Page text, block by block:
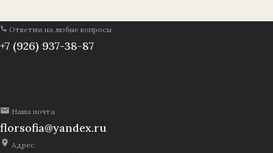
шт.)
Ответим на любые вопросы
+7 (926) 937-38-87
Наша почта
florsofia@yandex.ru
Адрес